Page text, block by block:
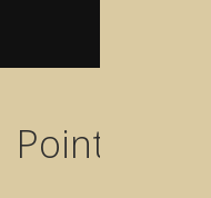
Points